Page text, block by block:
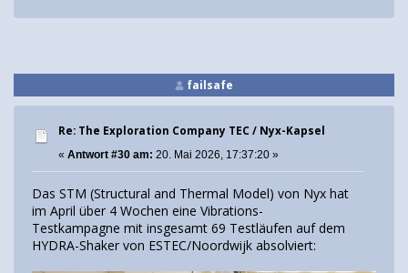
failsafe
Re: The Exploration Company TEC / Nyx-Kapsel
« Antwort #30 am: 20. Mai 2026, 17:37:20 »
Das STM (Structural and Thermal Model) von Nyx hat
im April über 4 Wochen eine Vibrations-
Testkampagne mit insgesamt 69 Testläufen auf dem
HYDRA-Shaker von ESTEC/Noordwijk absolviert: